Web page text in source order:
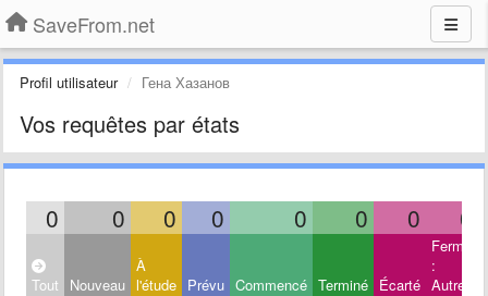
SaveFrom.net
Profil utilisateur Гена Хазанов
Vos requêtes par états
0 0 0 0 0 0 0 0
Tout Nouveau
À
l'étude Prévu Commencé Terminé Écarté
Fermé
:
Autres